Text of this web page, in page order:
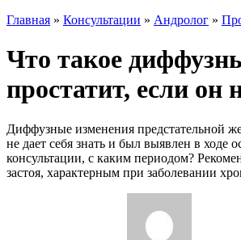
Главная » Консультации » Андролог »
Что такое
простатит, если он
Диффузные изменения предстательной
не дает себя знать и был выявлен в
консультации, с каким периодом?
застоя, характерным при заболевании